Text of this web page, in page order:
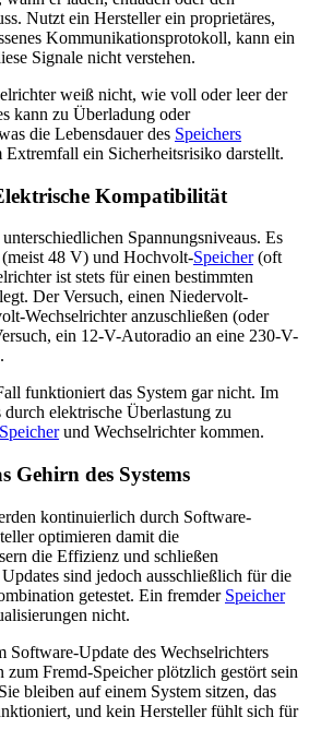
Nutzt ein Hersteller ein proprietäres,
Kommunikationsprotokoll, kann ein
Signale nicht verstehen.
weiß nicht, wie voll oder leer der
kann zu Überladung oder
die Lebensdauer des Speichers
ein Sicherheitsrisiko darstellt.
Kompatibilität
Spannungsniveaus. Es
48 V) und Hochvolt-Speicher(oft
ist stets für einen bestimmten
Der Versuch, einen Niedervolt-
Wechselrichter anzuschließen (oder
ein 12-V-Autoradio an eine 230-V-
funktioniert das System gar nicht. Im
elektrische Überlastung zu
Speicherund Wechselrichter kommen.
Gehirn des Systems
kontinuierlich durch Software-
optimieren damit die
die Effizienz und schließen
sind jedoch ausschließlich für die
getestet. Ein fremder Speicher
nicht.
Software-Update des Wechselrichters
Fremd-Speicher plötzlich gestört sein
bleiben auf einem System sitzen, das
und kein Hersteller fühlt sich für